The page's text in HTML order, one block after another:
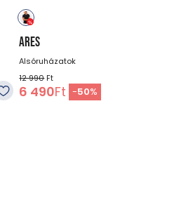
ARES
Alsóruházatok
12 990Ft
6 490Ft -50%